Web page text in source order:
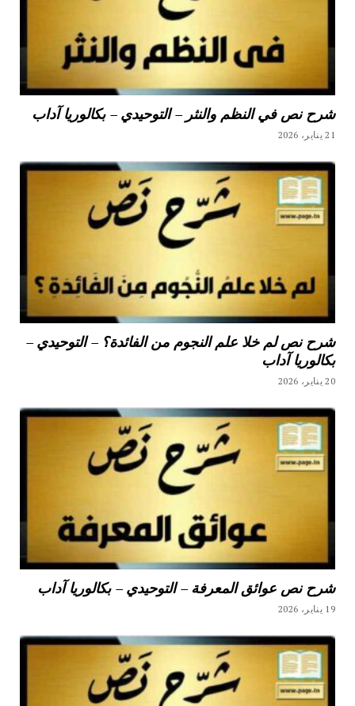
شرح نص في النظم والنثر – التوحيدي – بكالوريا آداب
21 يناير، 2026
شرح نص لم خلا علم النجوم من الفائدة؟ – التوحيدي –
بكالوريا آداب
20 يناير، 2026
شرح نص عوائق المعرفة – التوحيدي – بكالوريا آداب
19 يناير، 2026